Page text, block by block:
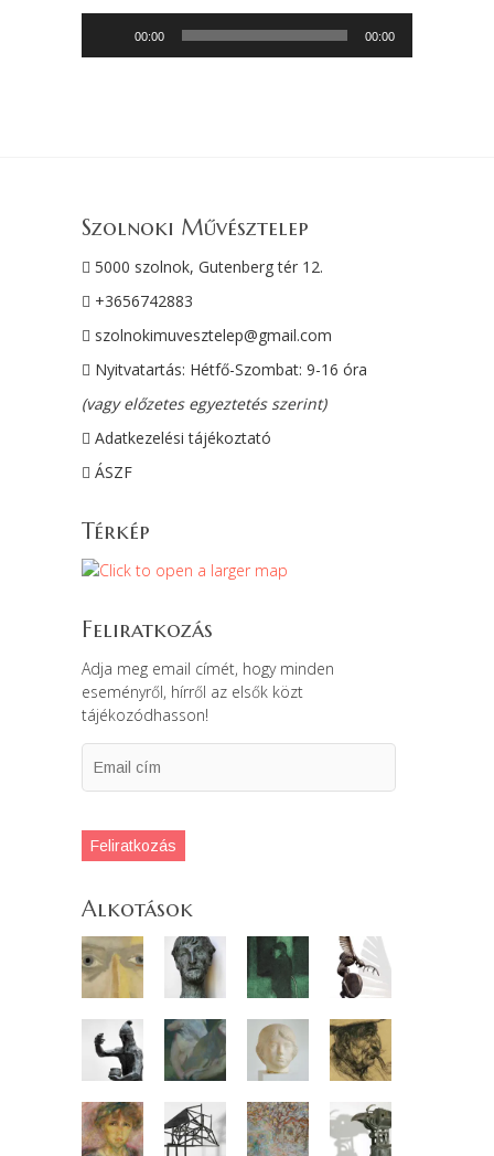
lejátszó
00:00 00:00
Szolnoki Művésztelep
5000 szolnok, Gutenberg tér 12.
+3656742883
szolnokimuvesztelep@gmail.com
Nyitvatartás: Hétfő-Szombat: 9-16 óra
(vagy előzetes egyeztetés szerint)
Adatkezelési tájékoztató
ÁSZF
Térkép
Feliratkozás
Adja meg email címét, hogy minden
eseményről, hírről az elsők közt
tájékozódhasson!
cím
Feliratkozás
Alkotások